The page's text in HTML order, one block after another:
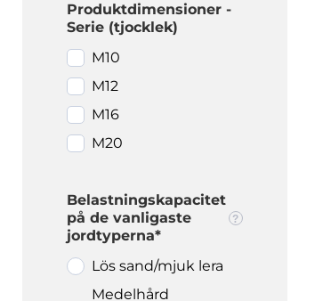
Produktdimensioner -
Serie (tjocklek)
M10
M12
M16
M20
Belastningskapacitet
på de vanligaste
jordtyperna*
Lös sand/mjuk lera
Medelhård